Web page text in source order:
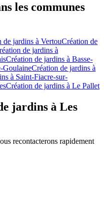
les communes
de jardins à VertouCréation de
de jardins à
Création de jardins à Basse-
GoulaineCréation de jardins à
à Saint-Fiacre-sur-
Création de jardins à Le Pallet
jardins à Les
recontacterons rapidement